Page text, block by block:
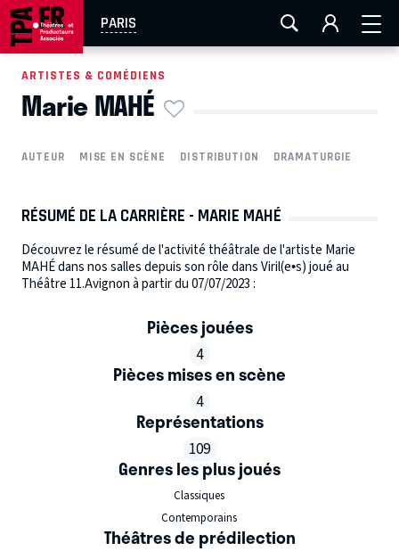
PARIS
AIX-MARSEILLE LA ROCHELLE
EN TOURNÉE
ARTISTES & COMÉDIENS
Marie MAHÉ
AUTEUR MISE EN SCÈNE DISTRIBUTION DRAMATURGIE
RÉSUMÉ DE LA CARRIÈRE - MARIE MAHÉ
Découvrez le résumé de l'activité théâtrale de l'artiste Marie
MAHÉ dans nos salles depuis son rôle dans Viril(e•s) joué au
Théâtre 11.Avignon à partir du 07/07/2023 :
Pièces jouées
4
Pièces mises en scène
4
Représentations
109
Genres les plus joués
Classiques
Contemporains
Théâtres de prédilection